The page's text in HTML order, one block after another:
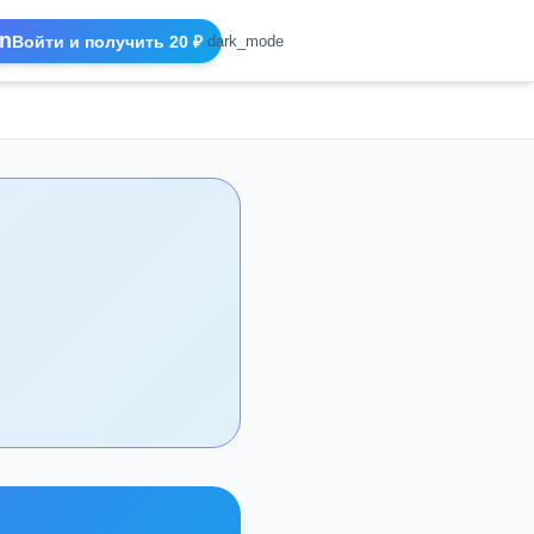
Войти и получить 20 ₽ dark_mode